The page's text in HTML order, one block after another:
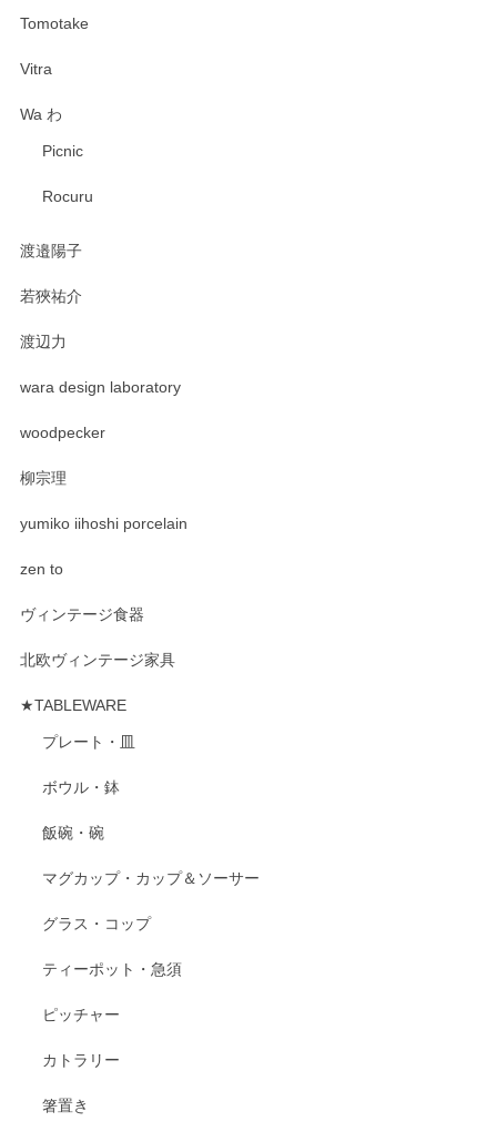
Tomotake
Vitra
Wa わ
Picnic
Rocuru
渡邉陽子
若狹祐介
渡辺力
wara design laboratory
woodpecker
柳宗理
yumiko iihoshi porcelain
zen to
ヴィンテージ食器
北欧ヴィンテージ家具
★TABLEWARE
プレート・皿
ボウル・鉢
飯碗・碗
マグカップ・カップ＆ソーサー
グラス・コップ
ティーポット・急須
ピッチャー
カトラリー
箸置き